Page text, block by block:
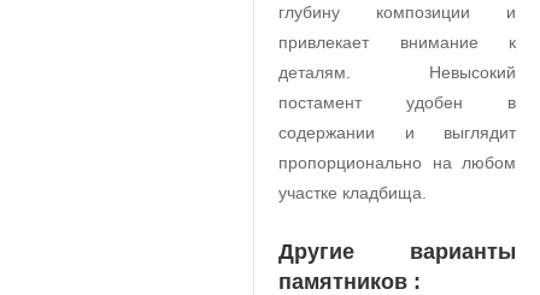
глубину композиции и
привлекает внимание к
деталям. Невысокий
постамент удобен в
содержании и выглядит
пропорционально на любом
участке кладбища.
Другие варианты
памятников :